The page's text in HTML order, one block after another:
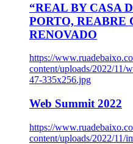
“REAL BY CASA
PORTO, REABRE
RENOVADO
https://
content/uploads/2022/11/
47-335x256.jpg
Web Summit 2022
https://
content/uploads/2022/11/